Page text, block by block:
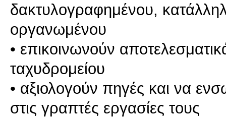
δακτυλογραφημένου,
οργανωμένου
• επικοινωνούν
ταχυδρομείου
• αξιολογούν πηγές και να
στις γραπτές εργασίες τους